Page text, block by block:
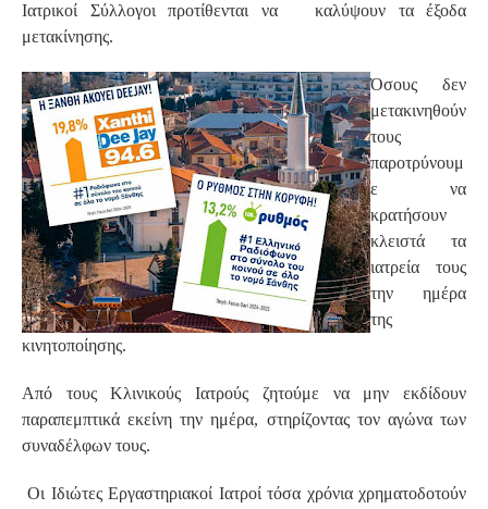
Ιατρικοί Σύλλογοι προτίθενται να καλύψουν τα έξοδα
μετακίνησης.
Όσους δεν
μετακινηθούν
τους
παροτρύνουμ
ε να
κρατήσουν
κλειστά τα
ιατρεία τους
την ημέρα
της
κινητοποίησης.
Από τους Κλινικούς Ιατρούς ζητούμε να μην εκδίδουν
παραπεμπτικά εκείνη την ημέρα, στηρίζοντας τον αγώνα των
συναδέλφων τους.
Οι Ιδιώτες Εργαστηριακοί Ιατροί τόσα χρόνια χρηματοδοτούν